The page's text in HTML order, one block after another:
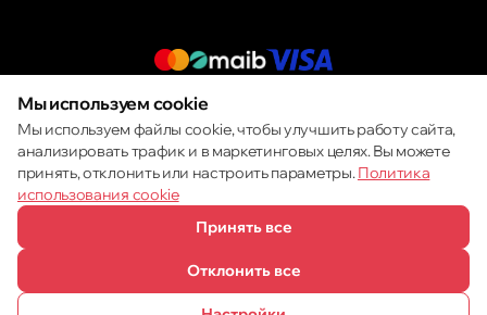
© 2013 – 2026 ECOM
Мы используем cookie
Мы используем файлы cookie, чтобы улучшить работу сайта,
анализировать трафик и в маркетинговых целях. Вы можете
принять, отклонить или настроить параметры.Политика
использования cookie
Принять все
Отклонить все